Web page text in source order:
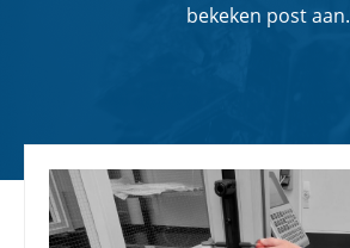
bekeken post aan.